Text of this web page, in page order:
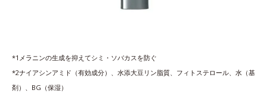
*1メラニンの生成を抑えてシミ・ソバカスを防ぐ
*2ナイアシンアミド（有効成分）、水添大豆リン脂質、フィトステロール、水（基
剤）、BG（保湿）